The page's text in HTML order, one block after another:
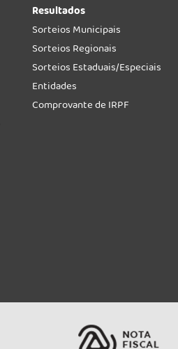
Resultados
Sorteios Municipais
Sorteios Regionais
Sorteios Estaduais/Especiais
Entidades
Comprovante de IRPF